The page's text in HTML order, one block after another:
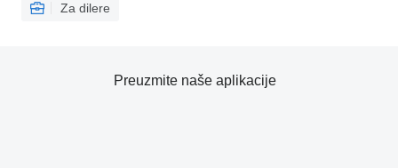
Za dilere
Preuzmite naše aplikacije